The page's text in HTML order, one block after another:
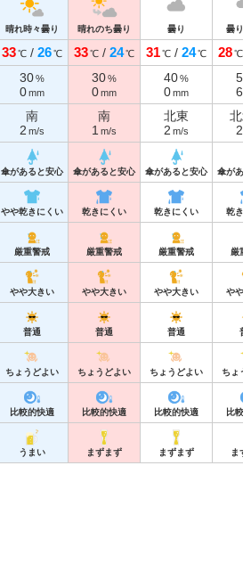
晴れ時々曇り 晴れのち曇り 曇り 曇り
33℃/ 26℃ 33℃/ 24℃ 31℃/ 24℃ 28℃
30%
0mm
30%
0mm
40%
0mm
50
6
南
2 m/s
南
1 m/s
北東
2 m/s
北
2
傘があると安心 傘があると安心 傘があると安心 傘があ
やや乾きにくい 乾きにくい 乾きにくい 乾き
厳重警戒 厳重警戒 厳重警戒 厳重
やや大きい やや大きい やや大きい やや
普通 普通 普通 普
ちょうどよい ちょうどよい ちょうどよい ちょう
比較的快適 比較的快適 比較的快適 比較
うまい まずまず まずまず まず